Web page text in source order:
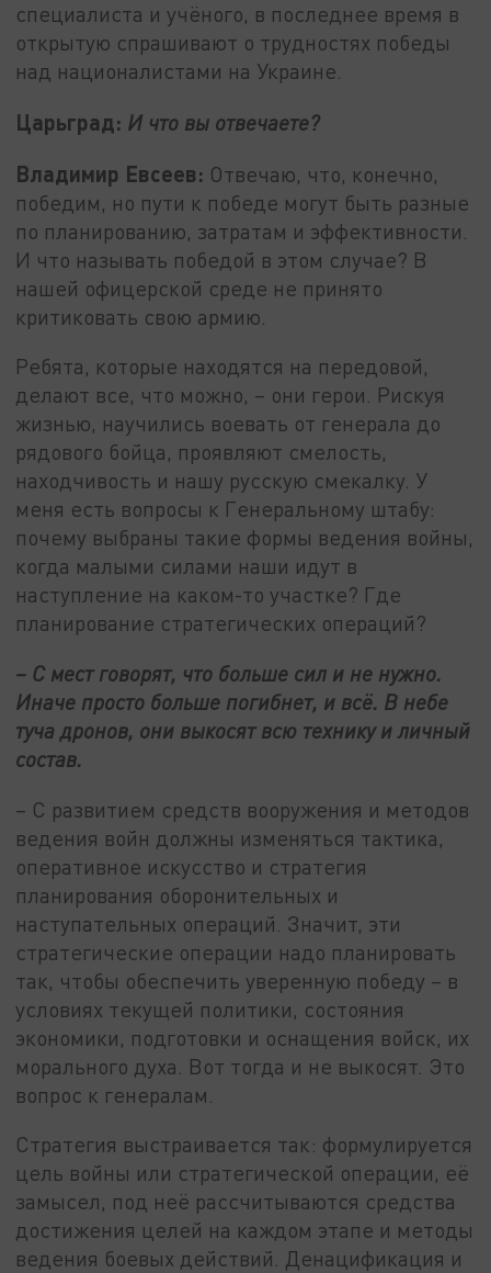
специалиста и учёного, в последнее время в
открытую спрашивают о трудностях победы
над националистами на Украине.
Царьград: И что вы отвечаете?
Владимир Евсеев: Отвечаю, что, конечно,
победим, но пути к победе могут быть разные
по планированию, затратам и эффективности.
И что называть победой в этом случае? В
нашей офицерской среде не принято
критиковать свою армию.
Ребята, которые находятся на передовой,
делают все, что можно, – они герои. Рискуя
жизнью, научились воевать от генерала до
рядового бойца, проявляют смелость,
находчивость и нашу русскую смекалку. У
меня есть вопросы к Генеральному штабу:
почему выбраны такие формы ведения войны,
когда малыми силами наши идут в
наступление на каком-то участке? Где
планирование стратегических операций?
– С мест говорят, что больше сил и не нужно.
Иначе просто больше погибнет, и всё. В небе
туча дронов, они выкосят всю технику и личный
состав.
– С развитием средств вооружения и методов
ведения войн должны изменяться тактика,
оперативное искусство и стратегия
планирования оборонительных и
наступательных операций. Значит, эти
стратегические операции надо планировать
так, чтобы обеспечить уверенную победу – в
условиях текущей политики, состояния
экономики, подготовки и оснащения войск, их
морального духа. Вот тогда и не выкосят. Это
вопрос к генералам.
Стратегия выстраивается так: формулируется
цель войны или стратегической операции, её
замысел, под неё рассчитываются средства
достижения целей на каждом этапе и методы
ведения боевых действий. Денацификация и